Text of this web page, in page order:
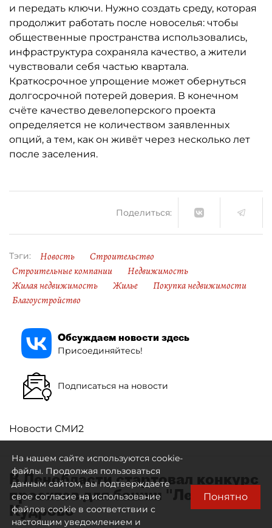
и передать ключи. Нужно создать среду, которая
продолжит работать после новоселья: чтобы
общественные пространства использовались,
инфраструктура сохраняла качество, а жители
чувствовали себя частью квартала.
Краткосрочное упрощение может обернуться
долгосрочной потерей доверия. В конечном
счёте качество девелоперского проекта
определяется не количеством заявленных
опций, а тем, как он живёт через несколько лет
после заселения.
Поделиться:
Тэги: Новость
Строительство
Строительные компании
Недвижимость
Жилая недвижимость
Жилье
Покупка недвижимости
Благоустройство
Обсуждаем новости здесь
Присоединяйтесь!
Подписаться на новости
Новости СМИ2
В Ленобласти стартовал конкурс
проектов для башни "Ленсити" в
Кудрово
На нашем сайте используются cookie-
файлы. Продолжая пользоваться
данным сайтом, вы подтверждаете
свое согласие на использование
файлов cookie в соответствии с
настоящим уведомлением и
Понятно